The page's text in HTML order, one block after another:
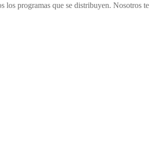
los programas que se distribuyen. Nosotros te